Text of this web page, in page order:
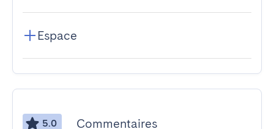
Espace
5.0 Commentaires